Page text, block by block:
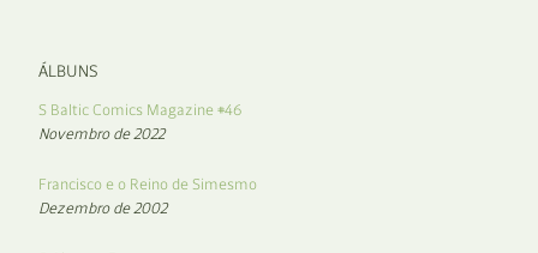
ÁLBUNS
S Baltic Comics Magazine #46
Novembro de 2022
Francisco e o Reino de Simesmo
Dezembro de 2002